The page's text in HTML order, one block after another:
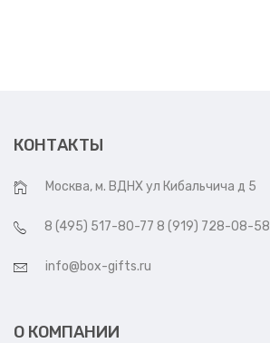
КОНТАКТЫ
Москва, м. ВДНХ ул Кибальчича д 5
8 (495) 517-80-77 8 (919) 728-08-58
info@box-gifts.ru
О КОМПАНИИ